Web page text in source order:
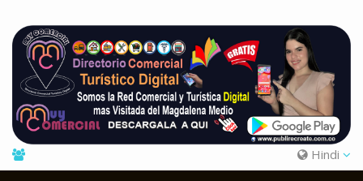
Hindi